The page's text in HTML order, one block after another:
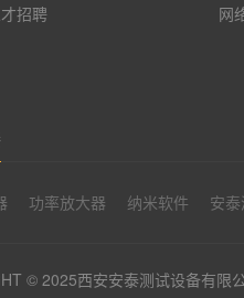
招聘
网
功率放大器 纳米软件 安
© 2025西安安泰测试设备有限